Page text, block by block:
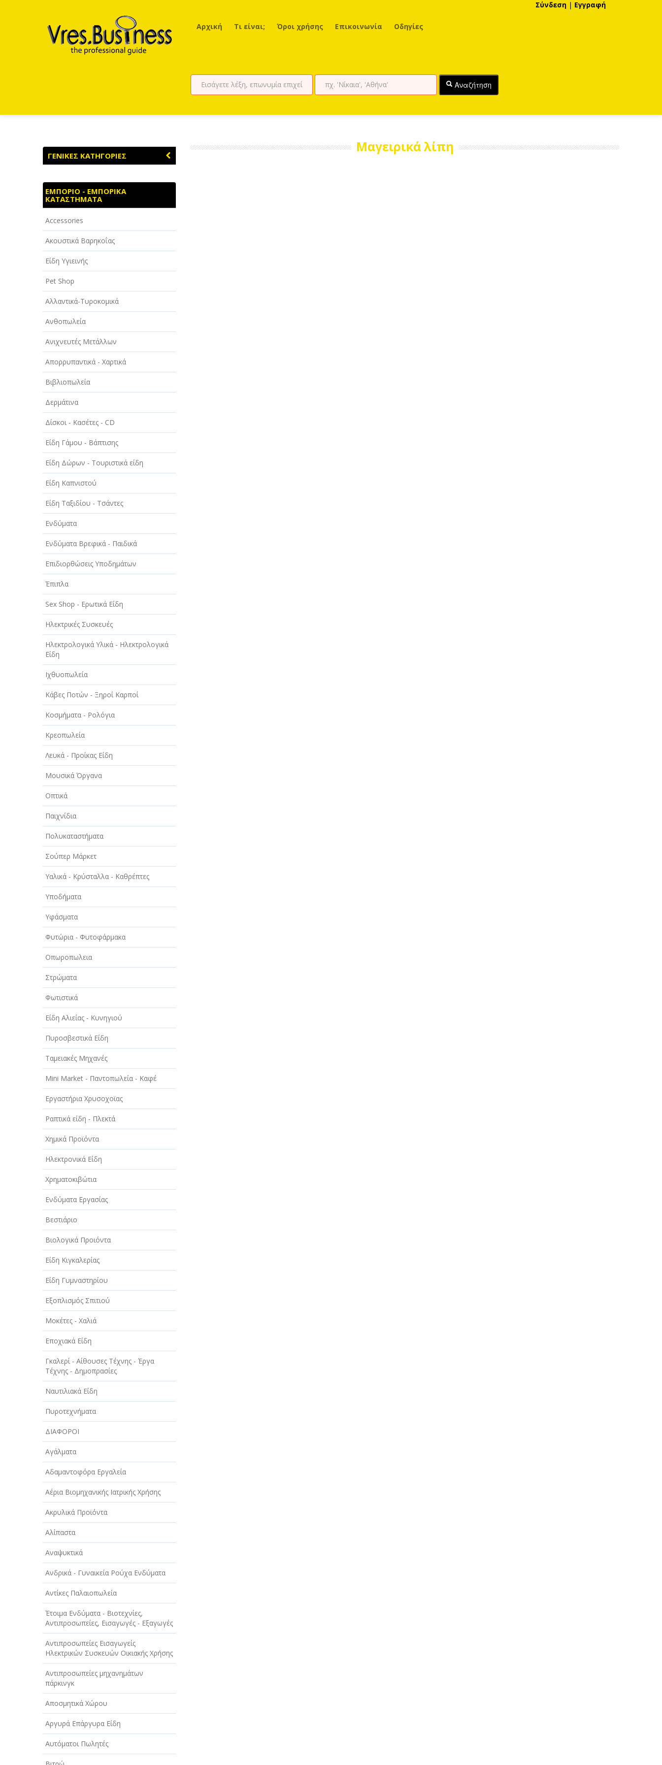
Αρχική Τι είναι; Όροι χρήσης Επικοινωνία Οδηγίες
Σύνδεση | Εγγραφή
Αναζήτηση
ΓΕΝΙΚΕΣ ΚΑΤΗΓΟΡΙΕΣ
ΑΓΡΟΤΙΚΑ - ΚΤΗΝΟΤΡΟΦΙΚΑ
ΑΘΛΗΤΙΣΜΟΣ
ΑΥΤΟΚΙΝΗΤΑ - ΜΗΧΑΝΕΣ - ΣΚΑΦΗ
ΔΙΑΣΚΕΔΑΣΗ - ΨΥΧΑΓΩΓΙΑ - ΤΕΧΝΕΣ
ΔΙΑΦΗΜΙΣΗ - ΜΜΕ
ΕΚΚΛΗΣΙΕΣ - ΦΙΛΑΝΘΡΩΠΙΚΑ
ΣΩΜΑΤΕΙΑ
ΕΚΠΑΙΔΕΥΣΗ - ΣΧΟΛΕΣ
ΕΜΠΟΡΙΟ - ΕΜΠΟΡΙΚΑ
ΚΑΤΑΣΤΗΜΑΤΑ
ΕΡΓΟΣΤΑΣΙΑ - ΒΙΟΜΗΧΑΝΙΕΣ
ΞΕΝΟΔΟΧΕΙΑ - ΤΟΥΡΙΣΜΟΣ
ΟΜΟΡΦΙΑ
ΠΑΡΟΧΗ ΥΠΗΡΕΣΙΩΝ
ΤΕΧΝΙΚΑ - ΚΑΤΑΣΚΕΥΑΣΤΙΚΑ
ΤΕΧΝΟΛΟΓΙΑ
ΥΓΕΙΑ - ΙΑΤΡΟΙ
ΦΑΓΗΤΟ
ΕΜΠΟΡΙΟ - ΕΜΠΟΡΙΚΑ
ΚΑΤΑΣΤΗΜΑΤΑ
Accessories
Ακουστικά Βαρηκοΐας
Είδη Υγιεινής
Pet Shop
Αλλαντικά-Τυροκομικά
Ανθοπωλεία
Ανιχνευτές Μετάλλων
Απορρυπαντικά - Χαρτικά
Βιβλιοπωλεία
Δερμάτινα
Δίσκοι - Κασέτες - CD
Είδη Γάμου - Βάπτισης
Είδη Δώρων - Τουριστικά είδη
Είδη Καπνιστού
Είδη Ταξιδίου - Τσάντες
Ενδύματα
Ενδύματα Βρεφικά - Παιδικά
Επιδιορθώσεις Υποδημάτων
Έπιπλα
Sex Shop - Ερωτικά Είδη
Ηλεκτρικές Συσκευές
Ηλεκτρολογικά Υλικά - Ηλεκτρολογικά
Είδη
Ιχθυοπωλεία
Κάβες Ποτών - Ξηροί Καρποί
Κοσμήματα - Ρολόγια
Κρεοπωλεία
Λευκά - Προίκας Είδη
Μουσικά Όργανα
Οπτικά
Παιχνίδια
Πολυκαταστήματα
Σούπερ Μάρκετ
Υαλικά - Κρύσταλλα - Καθρέπτες
Υποδήματα
Υφάσματα
Φυτώρια - Φυτοφάρμακα
Οπωροπωλεια
Στρώματα
Φωτιστικά
Είδη Αλιείας - Κυνηγιού
Πυροσβεστικά Είδη
Ταμειακές Μηχανές
Mini Market - Παντοπωλεία - Καφέ
Εργαστήρια Χρυσοχοϊας
Ραπτικά είδη - Πλεκτά
Χημικά Προϊόντα
Ηλεκτρονικά Είδη
Χρηματοκιβώτια
Ενδύματα Εργασίας
Βεστιάριο
Βιολογικά Προιόντα
Είδη Κιγκαλερίας
Είδη Γυμναστηρίου
Εξοπλισμός Σπιτιού
Μοκέτες - Χαλιά
Εποχιακά Είδη
Γκαλερί - Αίθουσες Τέχνης - Έργα
Τέχνης - Δημοπρασίες
Ναυτιλιακά Είδη
Πυροτεχνήματα
ΔΙΑΦΟΡΟΙ
Αγάλματα
Αδαμαντοφόρα Εργαλεία
Αέρια Βιομηχανικής Ιατρικής Χρήσης
Ακρυλικά Προϊόντα
Αλίπαστα
Αναψυκτικά
Ανδρικά - Γυναικεία Ρούχα Ενδύματα
Αντίκες Παλαιοπωλεία
Έτοιμα Ενδύματα - Βιοτεχνίες,
Αντιπροσωπείες, Εισαγωγές - Εξαγωγές
Αντιπροσωπείες Εισαγωγείς
Ηλεκτρικών Συσκευών Οικιακής Χρήσης
Αντιπροσωπείες μηχανημάτων
πάρκινγκ
Αποσμητικά Χώρου
Αργυρά Επάργυρα Είδη
Αυτόματοι Πωλητές
Μαγειρικά λίπη